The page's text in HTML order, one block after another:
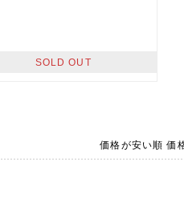
SOLD OUT
価格が安い順 価